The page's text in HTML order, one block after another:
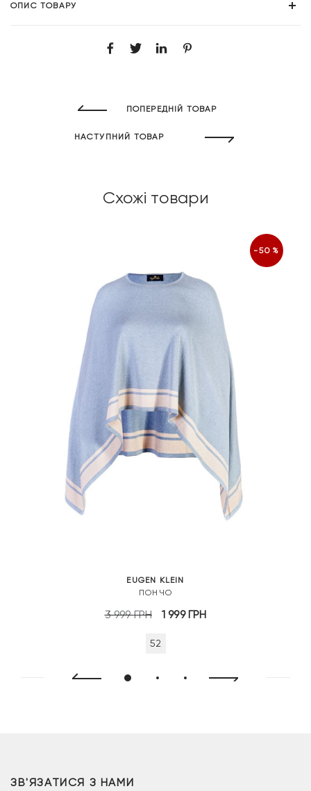
ОПИС ТОВАРУ
ПОПЕРЕДНІЙ ТОВАР
НАСТУПНИЙ ТОВАР
Схожі товари
-50%
EUGEN KLEIN
ПОНЧО
3 999ГРН
Оригінальна
3
1 999ГРН
52
ЗВ'ЯЗАТИСЯ З НАМИ